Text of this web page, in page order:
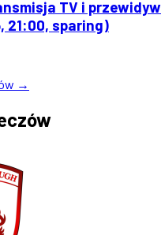
TV i
21:00, sparing)
→